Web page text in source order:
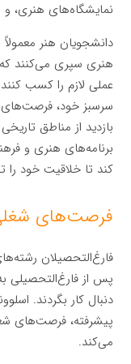
نمایشگاه‌های هنری، و
دانشجویان هنر معمولاً
هنری سپری می‌کنند
عملی لازم را کسب
سرسبز خود، فرصت‌های
بازدید از مناطق
برنامه‌های هنری و
کند تا خلاقیت خود را
فرصت‌های شغلی
فارغ‌التحصیلان
پس از فارغ‌التحصیلی
دنبال کار بگردند.
پیشرفته، فرصت‌های
می‌کند.